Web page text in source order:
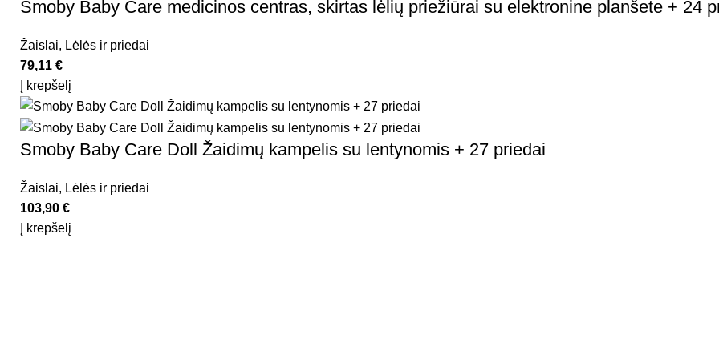
Smoby Baby Care medicinos centras, skirtas lėlių priežiūrai su elektronine planšete + 24
Žaislai, Lėlės ir priedai
79,11 €
Į krepšelį
Smoby Baby Care Doll Žaidimų kampelis su lentynomis + 27 priedai
Žaislai, Lėlės ir priedai
103,90 €
Į krepšelį